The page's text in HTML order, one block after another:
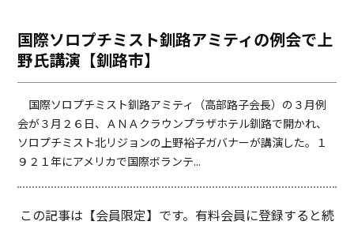
o
o
i
n
国際ソロプチミスト釧路アミティの例会で上
野氏講演【釧路市】
国際ソロプチミスト釧路アミティ（高部路子会長）の３月例
会が３月２６日、ＡＮＡクラウンプラザホテル釧路で開かれ、
ソロプチミスト北リジョンの上野裕子ガバナーが講演した。１
９２１年にアメリカで国際ボランテ...
この記事は【会員限定】です。有料会員に登録すると続